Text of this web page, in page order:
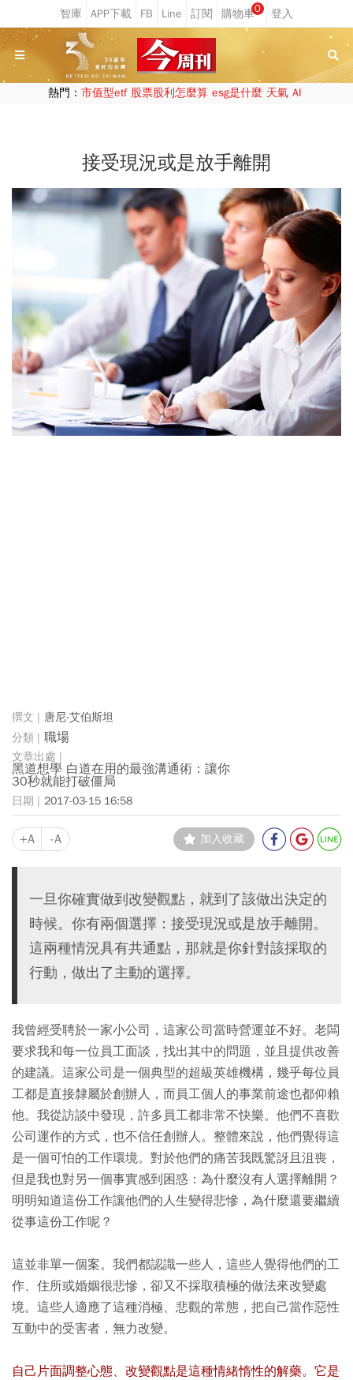
0
熱門： 市值型etf 股票股利怎麼算 esg是什麼 天氣 AI
接受現況或是放手離開
唐尼‧艾伯斯坦
職場
黑道想學 白道在用的最強溝通術：讓你
30秒就能打破僵局
2017-03-15 16:58
+A -A 加入收藏
一旦你確實做到改變觀點，就到了該做出決定的
時候。你有兩個選擇：接受現況或是放手離開。
這兩種情況具有共通點，那就是你針對該採取的
行動，做出了主動的選擇。
我曾經受聘於一家小公司，這家公司當時營運並不好。老闆
要求我和每一位員工面談，找出其中的問題，並且提供改善
的建議。這家公司是一個典型的超級英雄機構，幾乎每位員
工都是直接隸屬於創辦人，而員工個人的事業前途也都仰賴
他。我從訪談中發現，許多員工都非常不快樂。他們不喜歡
公司運作的方式，也不信任創辦人。整體來說，他們覺得這
是一個可怕的工作環境。對於他們的痛苦我既驚訝且沮喪，
但是我也對另一個事實感到困惑：為什麼沒有人選擇離開？
明明知道這份工作讓他們的人生變得悲慘，為什麼還要繼續
從事這份工作呢？
這並非單一個案。我們都認識一些人，這些人覺得他們的工
作、住所或婚姻很悲慘，卻又不採取積極的做法來改變處
境。這些人適應了這種消極、悲觀的常態，把自己當作惡性
互動中的受害者，無力改變。
自己片面調整心態、改變觀點是這種情緒惰性的解藥。它是